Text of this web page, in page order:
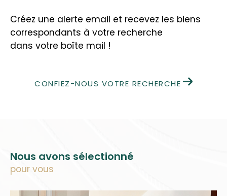
Créez une alerte email et recevez les biens
correspondants à votre recherche
dans votre boîte mail !
CONFIEZ-NOUS VOTRE RECHERCHE
Nous avons sélectionné
pour vous